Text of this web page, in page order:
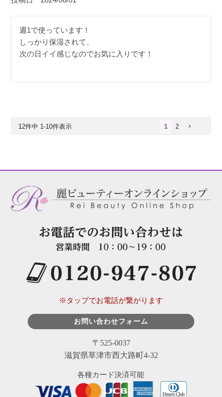
週1で使っています！
しっかり保湿されて、
次の日イイ感じなのでお気に入りです！
12件中 1-10件表示 1 2
※タップでお電話が繋がります
お問い合わせフォーム
〒525-0037
滋賀県草津市西大路町4-32
各種カード決済可能